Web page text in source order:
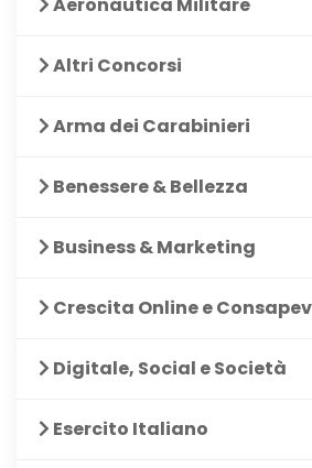
Altri Concorsi
Arma dei Carabinieri
Benessere & Bellezza
Business & Marketing
Crescita Online e
Digitale, Social e Società
Esercito Italiano